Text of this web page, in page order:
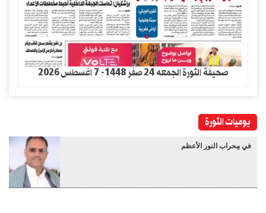
صحيفة الثورة الجمعه 24 صفر 1448- 7 اغسطس 2026
يوميات الثورة
في مِحراب النور الأعظم